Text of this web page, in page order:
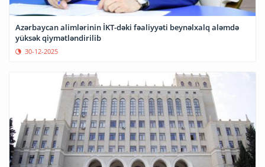
Azərbaycan alimlərinin İKT-dəki fəaliyyəti beynəlxalq aləmdə
yüksək qiymətləndirilib
30-12-2025